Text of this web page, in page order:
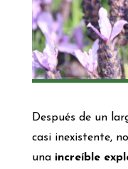
Después de un
casi inexistente,
una increíble